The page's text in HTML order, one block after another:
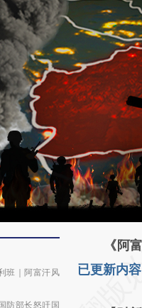
班｜阿富汗风
防部长怒吁国
请务必在
AI
《阿
已更新内容